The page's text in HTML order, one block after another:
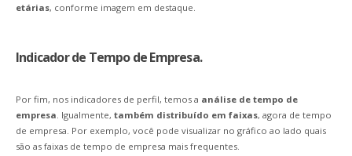
etárias, conforme imagem em destaque.
Indicador de Tempo de Empresa.
Por fim, nos indicadores de perfil, temos a análise de tempo de
empresa . Igualmente, também distribuído em faixas, agora de tempo
de empresa. Por exemplo, você pode visualizar no gráfico ao lado quais
são as faixas de tempo de empresa mais frequentes.